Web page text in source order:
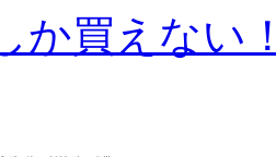
か買えない